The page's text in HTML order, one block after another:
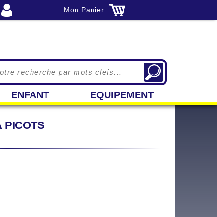
Mon Panier
ENFANT EQUIPEMENT
PICOTS